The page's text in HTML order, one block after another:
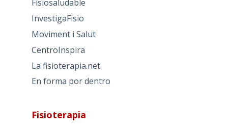
Fisiosaludable
InvestigaFisio
Moviment i Salut
CentroInspira
La fisioterapia.net
En forma por dentro
Fisioterapia